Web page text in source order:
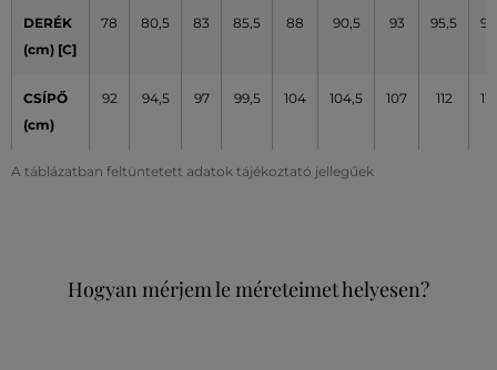
A táblázatban feltüntetett adatok tájékoztató jellegűek
DERÉK
(cm) [C]
78 80,5 83 85,5 88 90,5 93 95,5 98
CSÍPŐ
(cm)
92 94,5 97 99,5 104 104,5 107 112 117
Hogyan mérjem le méreteimet helyesen?